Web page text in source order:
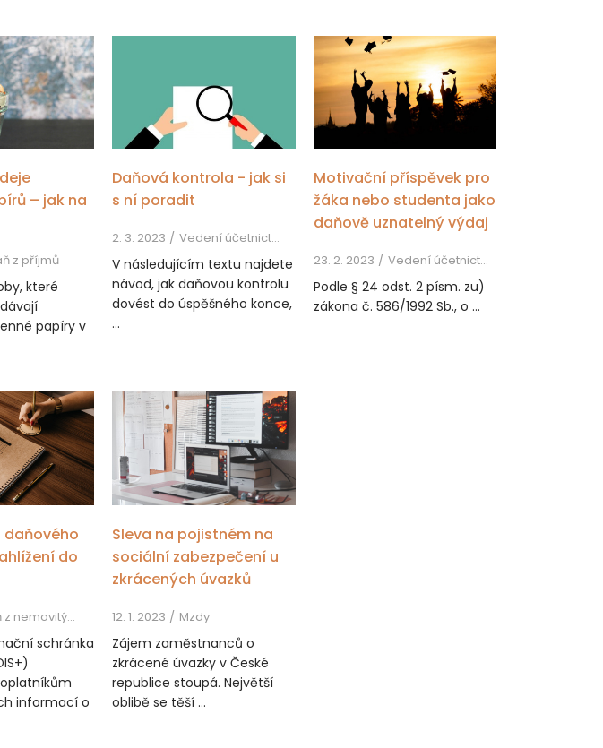
– jak na
z příjmů
které
papíry v
Daňová kontrola - jak si
s ní poradit
2. 3. 2023 Vedení účetnictví, Daň z příjmů
V následujícím textu najdete
návod, jak daňovou kontrolu
dovést do úspěšného konce,
...
Motivační příspěvek pro
žáka nebo studenta jako
daňově uznatelný výdaj
23. 2. 2023 Vedení účetnictví, Mzdy, Daň z příjmů
Podle § 24 odst. 2 písm. zu)
zákona č. 586/1992 Sb., o ...
do
věcí, Daň z příjmů, Daň z přidané hodnoty
schránka
informací o
Sleva na pojistném na
sociální zabezpečení u
zkrácených úvazků
12. 1. 2023 Mzdy
Zájem zaměstnanců o
zkrácené úvazky v České
republice stoupá. Největší
oblibě se těší ...